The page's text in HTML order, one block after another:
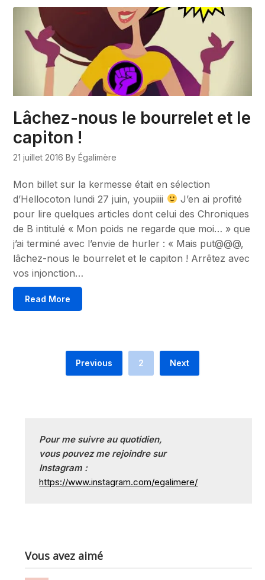
Lâchez-nous le bourrelet et le
capiton !
21 juillet 2016 By Égalimère
Mon billet sur la kermesse était en sélection
d’Hellocoton lundi 27 juin, youpiiii
J’en ai profité
pour lire quelques articles dont celui des Chroniques
de B intitulé « Mon poids ne regarde que moi… » que
j’ai terminé avec l’envie de hurler : « Mais put@@@,
lâchez-nous le bourrelet et le capiton ! Arrêtez avec
vos injonction…
Read More
Previous 2 Next
Pour me suivre au quotidien,
vous pouvez me rejoindre sur
Instagram :
https://www.instagram.com/egalimere/
Vous avez aimé